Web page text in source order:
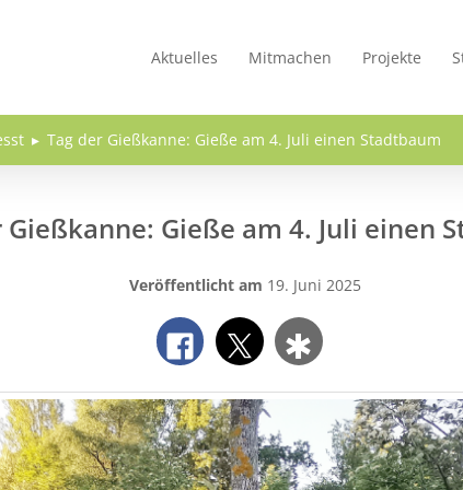
Aktuelles Mitmachen Projekte
Tag der Gießkanne: Gieße am 4. Juli einen Stadtbaum
Gießkanne: Gieße am 4. Juli einen
Veröffentlicht am 19. Juni 2025